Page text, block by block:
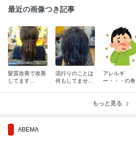
最近の画像つき記事
髪質改善で改善
してます
流行りのことは
何もしてませ
アレルギ
ー・・・の巻
もっと見る
ABEMA